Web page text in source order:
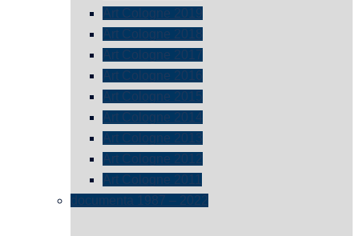
Art Cologne 2019
Art Cologne 2018
Art Cologne 2017
Art Cologne 2016
Art Cologne 2015
Art Cologne 2014
Art Cologne 2013
Art Cologne 2012
Art Cologne 2011
documenta 1987 – 2022